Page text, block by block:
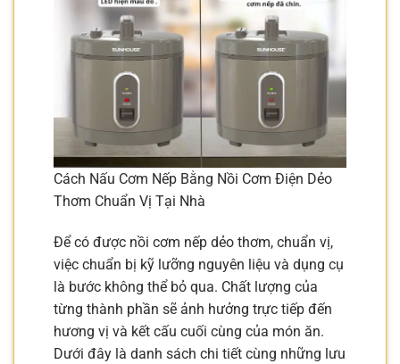
Cách Nấu Cơm Nếp Bằng Nồi Cơm Điện Dẻo
Thơm Chuẩn Vị Tại Nhà
Để có được nồi cơm nếp dẻo thơm, chuẩn vị,
việc chuẩn bị kỹ lưỡng nguyên liệu và dụng cụ
là bước không thể bỏ qua. Chất lượng của
từng thành phần sẽ ảnh hưởng trực tiếp đến
hương vị và kết cấu cuối cùng của món ăn.
Dưới đây là danh sách chi tiết cùng những lưu